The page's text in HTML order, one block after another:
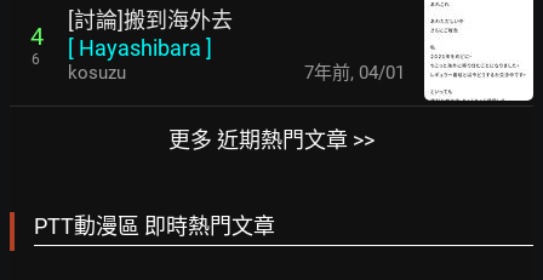
4
6
[討論]搬到海外去
[ Hayashibara ]
kosuzu 7年前, 04/01
更多 近期熱門文章 >>
PTT動漫區 即時熱門文章